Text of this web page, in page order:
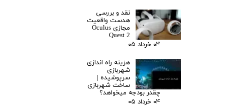
نقد و بررسی
هدست واقعیت
مجازی Oculus
Quest 2
۰۴ خرداد ۰۵
هزینه راه اندازی
شهربازی
سرپوشیده |
ساخت شهربازی
چقدر بودجه میخواهد؟
۰۴ خرداد ۰۵